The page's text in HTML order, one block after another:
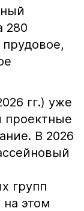
280
гг.) уже
проектные
В 2026
групп
этом